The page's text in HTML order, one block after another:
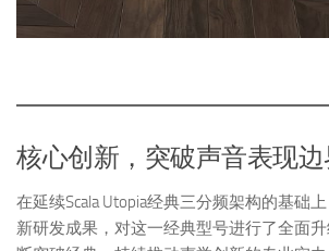
核心创新，突破声音表现边
在延续Scala Utopia经典三分频架构的基础
新研发成果，对这一经典型号进行了全面